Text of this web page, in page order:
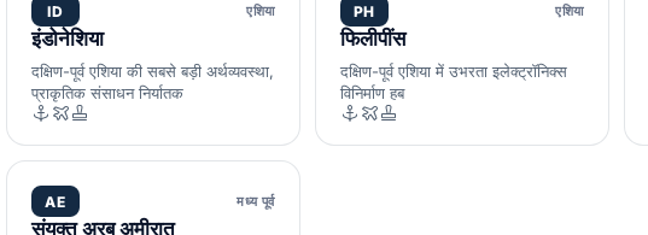
ID एशिया
इंडोनेशिया
दक्षिण-पूर्व एशिया की सबसे बड़ी अर्थव्यवस्था,
प्राकृतिक संसाधन निर्यातक
PH एशिया
फिलीपींस
दक्षिण-पूर्व एशिया में उभरता इलेक्ट्रॉनिक्स
विनिर्माण हब
AE मध्य पूर्व
संयुक्त अरब अमीरात